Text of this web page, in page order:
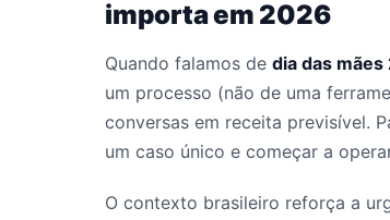
importa em 2026
Quando falamos de dia das
um processo (não de uma
conversas em receita previsível.
um caso único e começar a
O contexto brasileiro reforça a